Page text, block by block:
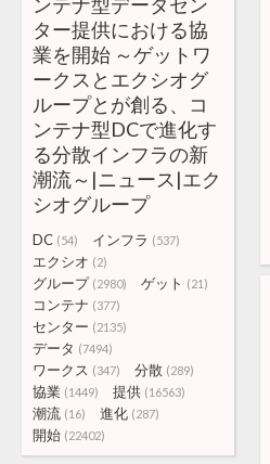
ター提供における協
業を開始 ～ゲットワ
ークスとエクシオグ
ループとが創る、コ
ンテナ型DCで進化す
る分散インフラの新
潮流～|ニュース|エク
シオグループ
DC (54) インフラ (537)
エクシオ (2)
グループ (2980) ゲット (21)
コンテナ (377)
センター (2135)
データ (7494)
ワークス (347) 分散 (289)
協業 (1449) 提供 (16563)
潮流 (16) 進化 (287)
開始 (22402)